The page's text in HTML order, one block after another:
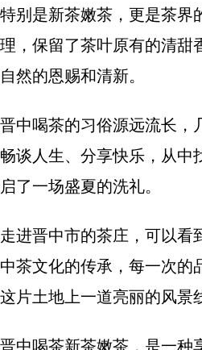
特别是新茶嫩茶，更是茶界
理，保留了茶叶原有的清甜
自然的恩赐和清新。
晋中喝茶的习俗源远流长，
畅谈人生、分享快乐，从中
启了一场盛夏的洗礼。
走进晋中市的茶庄，可以看
中茶文化的传承，每一次的
这片土地上一道亮丽的风景
晋中喝茶新茶嫩茶，是一种